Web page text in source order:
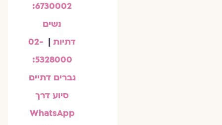
6730002:
נשים
דתיות|
02-
5328000:
גברים דתיים
סיוע דרך
WhatsApp